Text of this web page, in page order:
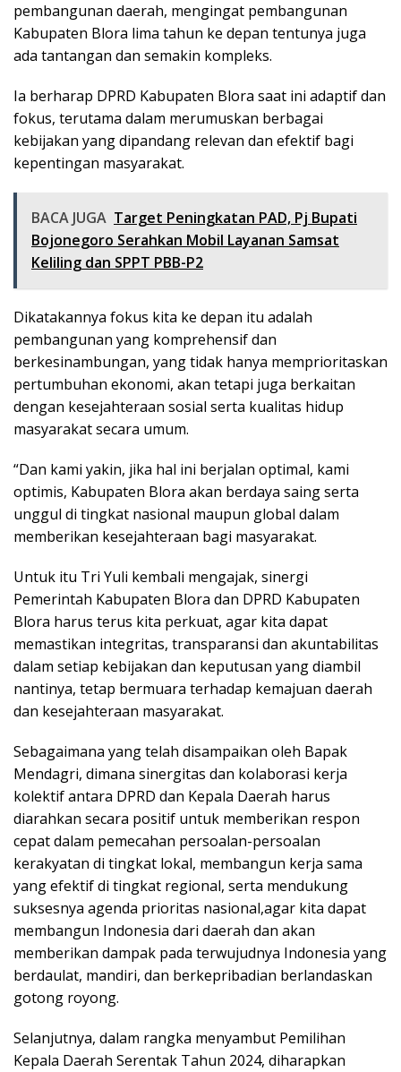
pembangunan daerah, mengingat pembangunan
Kabupaten Blora lima tahun ke depan tentunya juga
ada tantangan dan semakin kompleks.
Ia berharap DPRD Kabupaten Blora saat ini adaptif dan
fokus, terutama dalam merumuskan berbagai
kebijakan yang dipandang relevan dan efektif bagi
kepentingan masyarakat.
BACA JUGA Target Peningkatan PAD, Pj Bupati
Bojonegoro Serahkan Mobil Layanan Samsat
Keliling dan SPPT PBB-P2
Dikatakannya fokus kita ke depan itu adalah
pembangunan yang komprehensif dan
berkesinambungan, yang tidak hanya memprioritaskan
pertumbuhan ekonomi, akan tetapi juga berkaitan
dengan kesejahteraan sosial serta kualitas hidup
masyarakat secara umum.
“Dan kami yakin, jika hal ini berjalan optimal, kami
optimis, Kabupaten Blora akan berdaya saing serta
unggul di tingkat nasional maupun global dalam
memberikan kesejahteraan bagi masyarakat.
Untuk itu Tri Yuli kembali mengajak, sinergi
Pemerintah Kabupaten Blora dan DPRD Kabupaten
Blora harus terus kita perkuat, agar kita dapat
memastikan integritas, transparansi dan akuntabilitas
dalam setiap kebijakan dan keputusan yang diambil
nantinya, tetap bermuara terhadap kemajuan daerah
dan kesejahteraan masyarakat.
Sebagaimana yang telah disampaikan oleh Bapak
Mendagri, dimana sinergitas dan kolaborasi kerja
kolektif antara DPRD dan Kepala Daerah harus
diarahkan secara positif untuk memberikan respon
cepat dalam pemecahan persoalan-persoalan
kerakyatan di tingkat lokal, membangun kerja sama
yang efektif di tingkat regional, serta mendukung
suksesnya agenda prioritas nasional,agar kita dapat
membangun Indonesia dari daerah dan akan
memberikan dampak pada terwujudnya Indonesia yang
berdaulat, mandiri, dan berkepribadian berlandaskan
gotong royong.
Selanjutnya, dalam rangka menyambut Pemilihan
Kepala Daerah Serentak Tahun 2024, diharapkan